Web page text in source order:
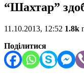
“Шахтар”
11.10.2013, 12:52 1.8k
Поділитися